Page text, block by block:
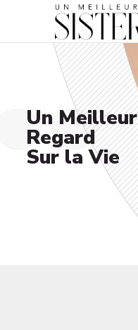
Un Meilleur
Regard
Sur la Vie